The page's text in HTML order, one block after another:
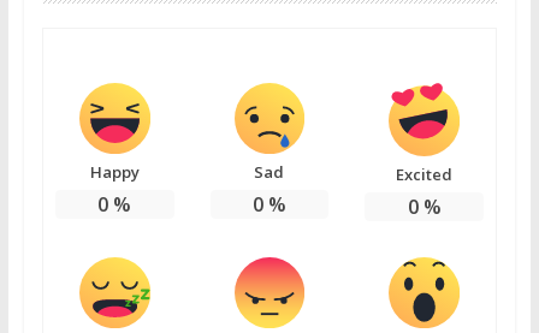
Happy
0 %
Sad
0%
Excited
0%